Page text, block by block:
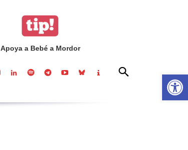
Apoya a Bebé a Mordor